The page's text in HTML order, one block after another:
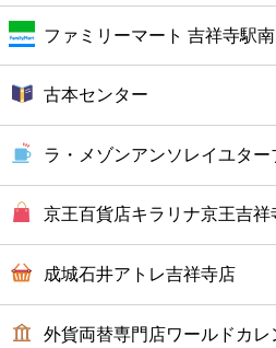
公共
病院
ホテル
ファミリーマート 吉祥寺駅
古本センター
ラ・メゾンアンソレイユタ
京王百貨店キラリナ京王吉祥
成城石井アトレ吉祥寺店
外貨両替専門店ワールドカ